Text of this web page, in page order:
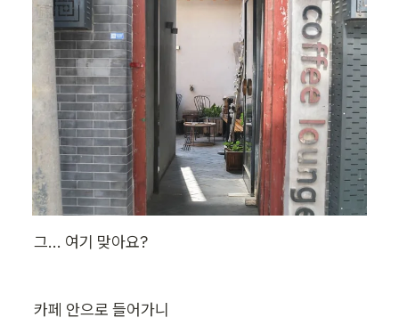
그... 여기 맞아요?
카페 안으로 들어가니